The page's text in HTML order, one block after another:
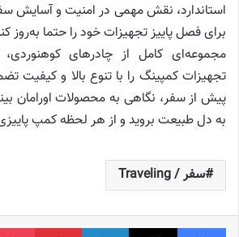
استاندارد، نقش مهمی در امنیت و آسایش
برای فصل پاییز تجهیزات خود را حتما به‌روز
مجموعه‌ای کامل از چادرهای کوهنوردی،
تجهیزات کمپینگ را با تنوع بالا و کیفیت
پیش از سفر، نگاهی به محصولات اورامان
به دل طبیعت بروید و از هر لحظه کمپ
سفر / Traveling
فیس بوک X لینکدین